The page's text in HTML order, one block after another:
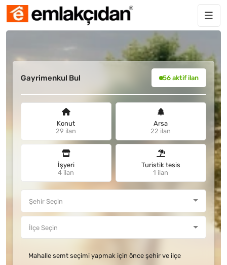
Gayrimenkul Bul 56 aktif ilan
Konut
29 ilan
Arsa
22 ilan
İşyeri
4 ilan
Turistik tesis
1 ilan
Mahalle semt seçimi yapmak için önce şehir ve ilçe